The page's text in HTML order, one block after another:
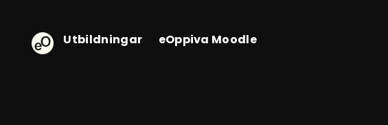
eOppiva - Till startsidan
Utbildningar eOppiva Moodle